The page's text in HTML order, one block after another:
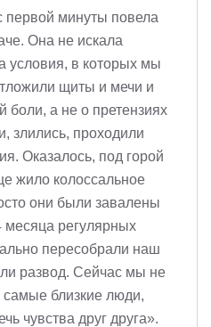
первой минуты повела
Она не искала
условия, в которых мы
щиты и мечи и
боли, а не о претензиях
злились, проходили
Оказалось, под горой
жило колоссальное
они были завалены
регулярных
пересобрали наш
развод. Сейчас мы не
близкие люди,
чувства друг друга».